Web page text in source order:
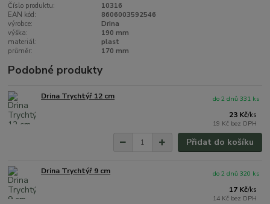
Číslo produktu:
10316
EAN kód:
8606003592546
výrobce:
Drina
výška:
190 mm
materiál:
plast
průměr:
170 mm
Podobné produkty
Drina Trychtýř 12 cm
23 Kč/ks
19 Kč bez DPH
do 2 dnů 331 ks
Přidat do košíku
Drina Trychtýř 9 cm
17 Kč/ks
14 Kč bez DPH
do 2 dnů 320 ks